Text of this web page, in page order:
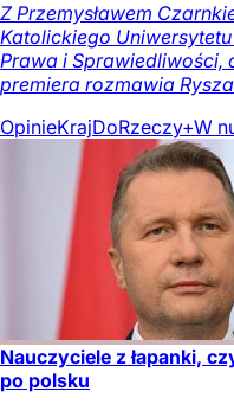
Z Przemysławem
Katolickiego
Prawa i Sprawiedliwości,
premiera rozmawia
OpinieKrajDoRzeczy+W
Nauczyciele z łapanki,
po polsku